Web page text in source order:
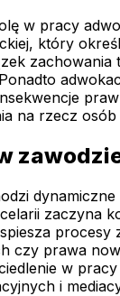
w pracy
który
na rzecz
prawa
w
i